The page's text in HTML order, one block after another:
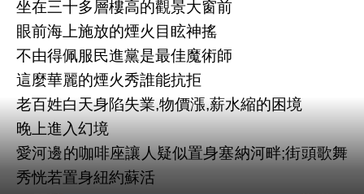
坐在三十多層樓高的觀景大窗前
眼前海上施放的煙火目眩神搖
不由得佩服民進黨是最佳魔術師
這麼華麗的煙火秀誰能抗拒
老百姓白天身陷失業,物價漲,薪水縮的困境
晚上進入幻境
愛河邊的咖啡座讓人疑似置身塞納河畔;街頭歌舞
秀恍若置身紐約蘇活